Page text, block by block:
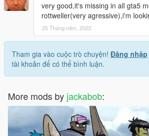
very good,it's missing in all gta5
rottweller(very agressive),i'm
25 Tháng năm, 2022
Tham gia vào cuộc trò chuyện! Đăng nhập
tài khoản để có thể bình luận.
More mods by jackabob: